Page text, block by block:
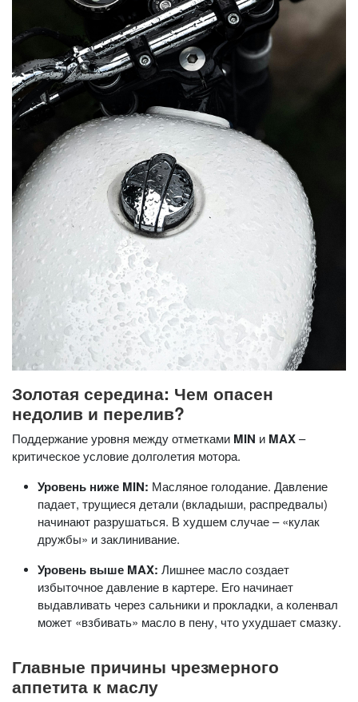
Золотая середина: Чем опасен
недолив и перелив?
Поддержание уровня между отметками MIN и MAX–
критическое условие долголетия мотора.
Уровень ниже MIN: Масляное голодание. Давление
падает, трущиеся детали (вкладыши, распредвалы)
начинают разрушаться. В худшем случае – «кулак
дружбы» и заклинивание.
Уровень выше MAX: Лишнее масло создает
избыточное давление в картере. Его начинает
выдавливать через сальники и прокладки, а коленвал
может «взбивать» масло в пену, что ухудшает смазку.
Главные причины чрезмерного
аппетита к маслу